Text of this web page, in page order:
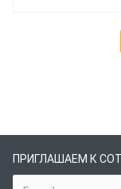
ПРИГЛАШАЕМ К